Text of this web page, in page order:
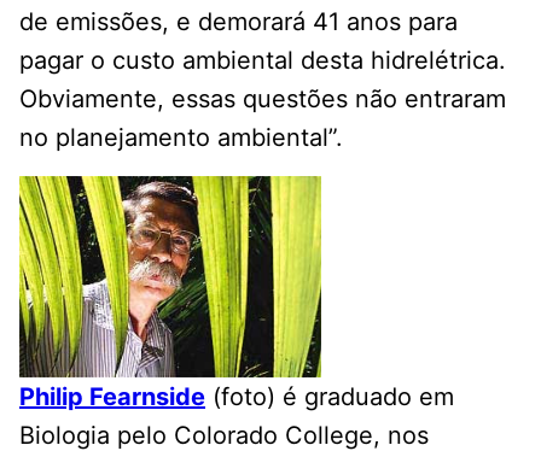
de emissões, e demorará 41 anos para
pagar o custo ambiental desta hidrelétrica.
Obviamente, essas questões não entraram
no planejamento ambiental”.
Philip Fearnside (foto) é graduado em
Biologia pelo Colorado College, nos